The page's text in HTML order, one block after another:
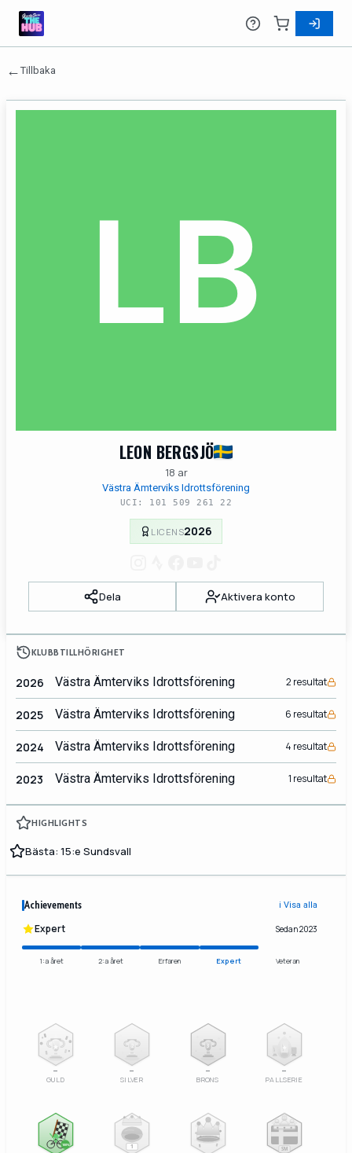
←Tillbaka
LEON BERGSJÖ
18 ar
Västra Ämterviks Idrottsförening
UCI: 101 509 261 22
LICENS2026
Dela Aktivera konto
KLUBBTILLHÖRIGHET
2026 Västra Ämterviks Idrottsförening 2 resultat
2025 Västra Ämterviks Idrottsförening 6 resultat
2024 Västra Ämterviks Idrottsförening 4 resultat
2023 Västra Ämterviks Idrottsförening 1 resultat
HIGHLIGHTS
Bästa: 15:e Sundsvall
Achievements ℹ️ Visa alla
Expert Sedan 2023
1:a året 2:a året Erfaren Expert Veteran
–
GULD
–
SILVER
3
–
BRONS
–
PALLSERIE
100% 1 SM